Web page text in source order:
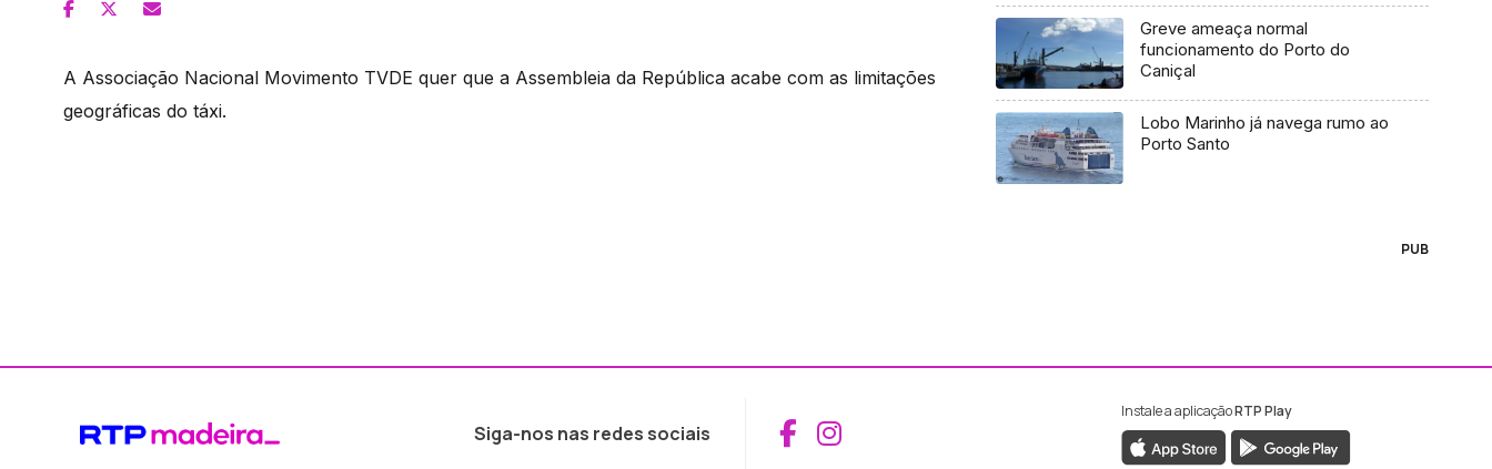
A Associação Nacional Movimento TVDE quer que a Assembleia da República acabe com as limitações
geográficas do táxi.
Greve ameaça normal
funcionamento do Porto do
Caniçal
Lobo Marinho já navega rumo ao
Porto Santo
PUB
Siga-nos nas redes sociais Aceder ao Facebook da RTP Madeira
Aceder ao Instagram da RTP Madeira
Instale a aplicaçãoRTP Play